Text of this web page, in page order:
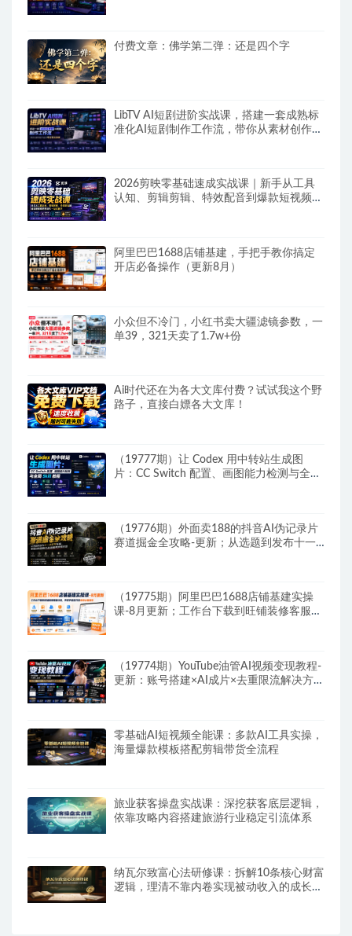
付费文章：佛学第二弹：还是四个字
LibTV AI短剧进阶实战课，搭建一套成熟标
准化AI短剧制作工作流，带你从素材创作走
2026剪映零基础速成实战课｜新手从工具
认知、剪辑剪辑、特效配音到爆款短视频完
阿里巴巴1688店铺基建，手把手教你搞定
开店必备操作（更新8月）
小众但不冷门，小红书卖大疆滤镜参数，一
单39，321天卖了1.7w+份
Ai时代还在为各大文库付费？试试我这个野
路子，直接白嫖各大文库！
（19777期）让 Codex 用中转站生成图
片：CC Switch 配置、画图能力检测与全局
（19776期）外面卖188的抖音AI伪记录片
赛道掘金全攻略-更新；从选题到发布十一
（19775期）阿里巴巴1688店铺基建实操
课-8月更新；工作台下载到旺铺装修客服分
（19774期）YouTube油管AI视频变现教程-
更新：账号搭建×AI成片×去重限流解决方案
零基础AI短视频全能课：多款AI工具实操，
海量爆款模板搭配剪辑带货全流程
旅业获客操盘实战课：深挖获客底层逻辑，
依靠攻略内容搭建旅游行业稳定引流体系
纳瓦尔致富心法研修课：拆解10条核心财富
逻辑，理清不靠内卷实现被动收入的成长路